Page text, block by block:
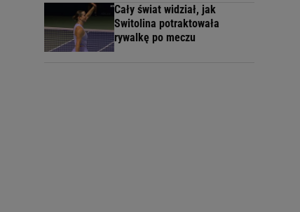
Cały świat widział, jak
Switolina potraktowała
rywalkę po meczu